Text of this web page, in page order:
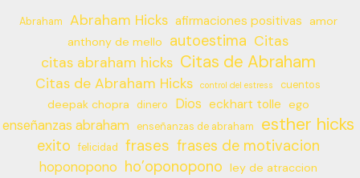
Abraham Abraham Hicks afirmaciones positivas
amor
anthony de mello
autoestima Citas
citas abraham hicks Citas de Abraham
Citas de Abraham Hicks control del estress cuentos
deepak chopra dinero Dios eckhart tolle ego
enseñanzas abraham enseñanzas de abraham esther hicks
exito felicidad frases frases de motivacion
hoponopono ho’oponopono ley de atraccion